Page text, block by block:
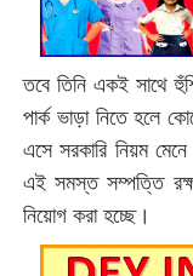
তবে তিনি একই সাথে
পার্ক ভাড়া নিতে হলে
এসে সরকারি নিয়ম
এই সমস্ত সম্পত্তি
নিয়োগ করা হচ্ছে।